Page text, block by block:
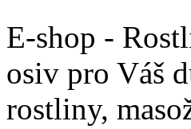
E-shop -
osiv pro Váš
rostliny,